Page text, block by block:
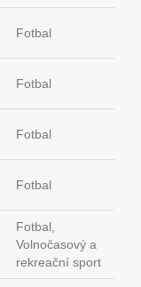
Fotbal
Fotbal
Fotbal
Fotbal
Fotbal,
Volnočasový a
rekreační sport